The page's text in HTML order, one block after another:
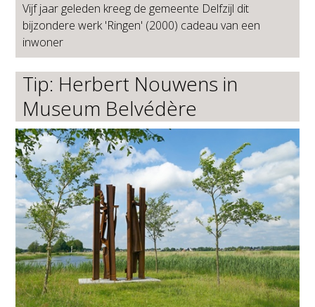
Vijf jaar geleden kreeg de gemeente Delfzijl dit
bijzondere werk 'Ringen' (2000) cadeau van een
inwoner
Tip: Herbert Nouwens in
Museum Belvédère